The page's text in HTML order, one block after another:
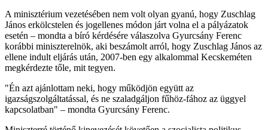
A minisztérium vezetésében nem volt olyan gyanú, hogy Zuschlag
János erkölcstelen és jogellenes módon járt volna el a pályázatok
esetén – mondta a bíró kérdésére válaszolva Gyurcsány Ferenc
korábbi miniszterelnök, aki beszámolt arról, hogy Zuschlag János az
ellene indult eljárás után, 2007-ben egy alkalommal Kecskeméten
megkérdezte tőle, mit tegyen.
"Én azt ajánlottam neki, hogy működjön együtt az
igazságszolgáltatással, és ne szaladgáljon fűhöz-fához az üggyel
kapcsolatban" – mondta Gyurcsány Ferenc.